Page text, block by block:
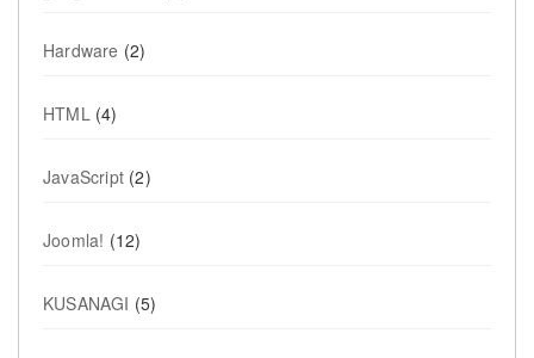
Hardware (2)
HTML (4)
JavaScript (2)
Joomla! (12)
KUSANAGI (5)